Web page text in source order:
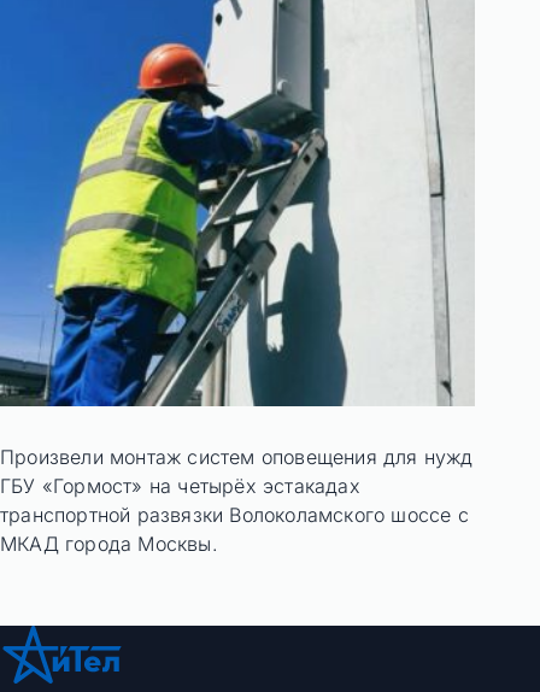
Произвели монтаж систем оповещения для нужд
ГБУ «Гормост» на четырёх эстакадах
транспортной развязки Волоколамского шоссе с
МКАД города Москвы.